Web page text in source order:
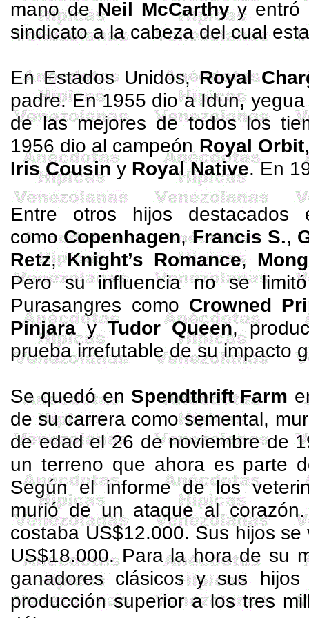
mano deNeil McCarthyy entró
sindicato a la cabeza del cual
En Estados Unidos,Royal
padre. En 1955 dio aIdun,yegua
de las mejores de todos los
1956 dio al campeón Royal Orbit
IrisCousiny RoyalNative. En
Entre otros hijos destacados
comoCopenhagen,Francis S.,
Retz,Knight’s Romance,
Pero su influencia no se
Purasangres como Crowned
PinjarayTudor Queen,
prueba irrefutable de su impacto
Se quedó en Spendthrift Farm
de su carrera como semental,
de edad el 26 de noviembre de
un terreno que ahora es parte
Según el informe de los
murió de un ataque al
costaba US$12.000. Sus hijos
US$18.000. Para la hora de su
ganadores clásicos y sus
producción superior a los tres